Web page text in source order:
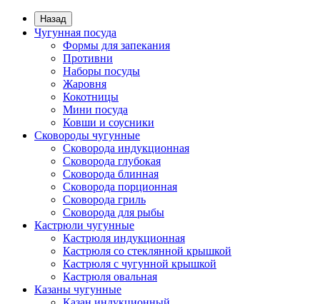
Назад
Чугунная посуда
Формы для запекания
Противни
Наборы посуды
Жаровня
Кокотницы
Мини посуда
Ковши и соусники
Сковороды чугунные
Сковорода индукционная
Сковорода глубокая
Сковорода блинная
Сковорода порционная
Сковорода гриль
Сковорода для рыбы
Кастрюли чугунные
Кастрюля индукционная
Кастрюля со стеклянной крышкой
Кастрюля с чугунной крышкой
Кастрюля овальная
Казаны чугунные